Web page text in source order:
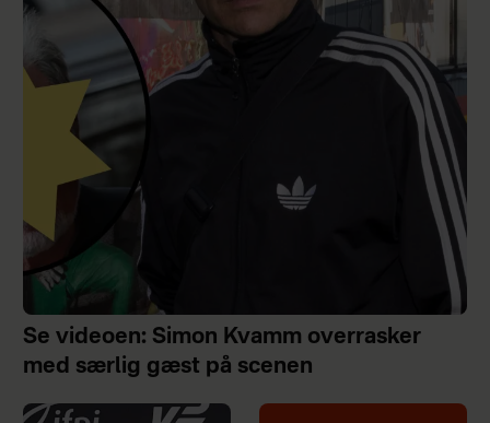
Se videoen: Simon Kvamm overrasker
med særlig gæst på scenen